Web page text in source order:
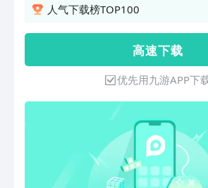
上。除了要避免踩到道
人气下载榜TOP100
高 速 下 载
优先用九游APP下